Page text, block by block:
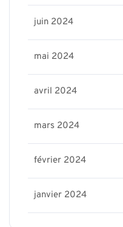
juin 2024
mai 2024
avril 2024
mars 2024
février 2024
janvier 2024